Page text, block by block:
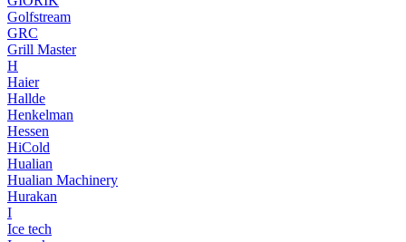
Golfstream
GRC
Grill Master
H
Haier
Hallde
Henkelman
Hessen
HiCold
Hualian
Hualian Machinery
Hurakan
I
Ice tech